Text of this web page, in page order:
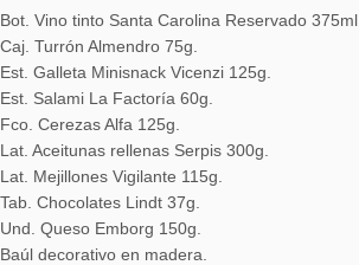
Bot. Vino tinto Santa Carolina Reservado 375ml.
Caj. Turrón Almendro 75g.
Est. Galleta Minisnack Vicenzi 125g.
Est. Salami La Factoría 60g.
Fco. Cerezas Alfa 125g.
Lat. Aceitunas rellenas Serpis 300g.
Lat. Mejillones Vigilante 115g.
Tab. Chocolates Lindt 37g.
Und. Queso Emborg 150g.
Baúl decorativo en madera.